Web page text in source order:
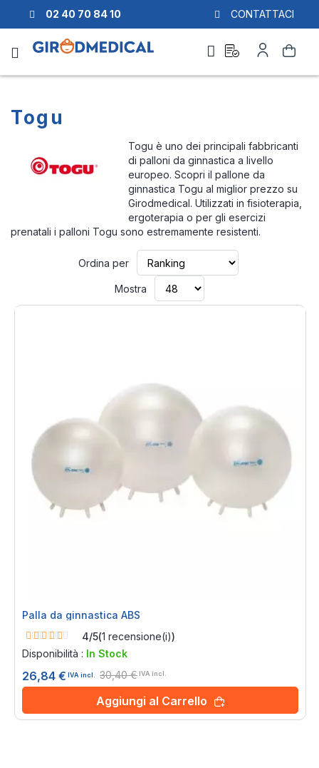
02 40 70 84 10 CONTATTACI
Cerca
preventivo
mio
Account
Togu
Togu è uno dei principali fabbricanti
di palloni da ginnastica a livello
europeo. Scopri il pallone da
ginnastica Togu al miglior prezzo su
Girodmedical. Utilizzati in fisioterapia,
ergoterapia o per gli esercizi
prenatali i palloni Togu sono estremamente resistenti.
Ordina per
Mostra
Palla da ginnastica ABS
Rating:
4/5(1 recensione(i))
Disponibilità : In Stock
26,84 € IVA incl. 30,40 € IVA incl.
Aggiungi al Carrello